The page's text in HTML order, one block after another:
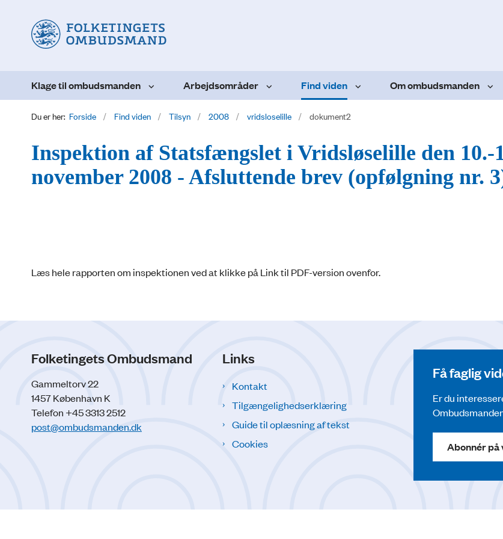
Klage til ombudsmanden Arbejdsområder Find viden Om ombudsmanden
Du er her: Forside Find viden Tilsyn 2008 vridsloselille dokument2
Inspektion af Statsfængslet i Vridsløselille den 10.-
november 2008 - Afsluttende brev (opfølgning nr.
Læs hele rapporten om inspektionen ved at klikke på Link til PDF-version ovenfor.
Folketingets Ombudsmand
Gammeltorv 22
1457 København K
Telefon +45 3313 2512
post@ombudsmanden.dk
Links
Kontakt
Tilgængelighedserklæring
Guide til oplæsning af tekst
Cookies
Få faglig
Er du
Abonnér på